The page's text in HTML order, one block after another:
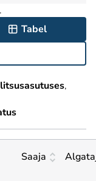
.
Tabel
Saaja